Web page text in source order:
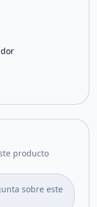
producto
sobre este